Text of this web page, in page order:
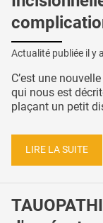
Actualité publiée il y a
C’est une
qui nous est
plaçant un petit
LIRE LA SUITE